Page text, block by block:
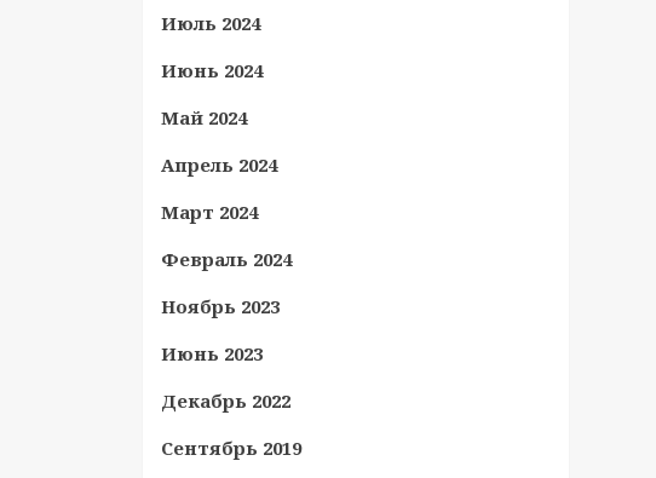
Июль 2024
Июнь 2024
Май 2024
Апрель 2024
Март 2024
Февраль 2024
Ноябрь 2023
Июнь 2023
Декабрь 2022
Сентябрь 2019